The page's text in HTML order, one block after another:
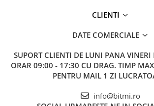
CLIENTI
DATE COMERCIALE
SUPORT CLIENTI DE LUNI PANA VINERI
ORAR 09:00 - 17:30 CU DRAG. TIMP
PENTRU MAIL 1 ZI
info@bitmi.ro